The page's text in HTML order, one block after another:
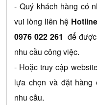
- Quý khách hàng có
vui lòng liên hệ
0976 022 261 để
nhu cầu công việc.
- Hoặc truy cập
lựa chọn và đặt hàng
nhu cầu.